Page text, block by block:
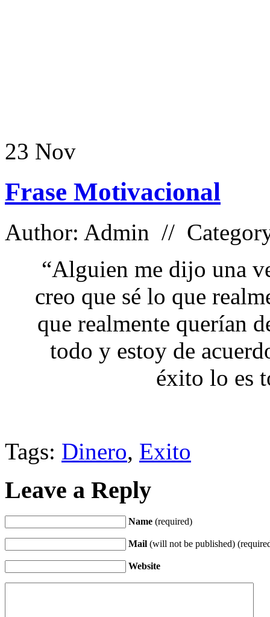
23 Nov
Frase Motivacional
Author: Admin //
“Alguien me dijo una
creo que sé lo que
que realmente querían
todo y estoy de
éxito lo es
Tags: Dinero, Exito
Leave a Reply
Name (required)
Mail (will not be published)
Website